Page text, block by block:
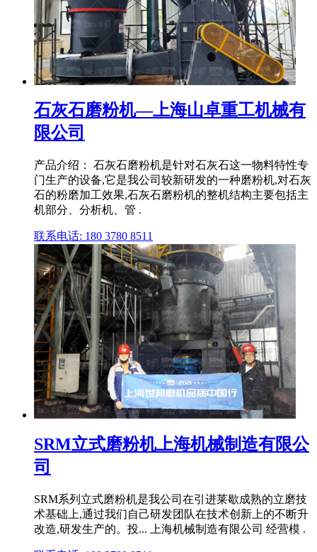
石灰石磨粉机—上海山卓重工机械有
限公司
产品介绍： 石灰石磨粉机是针对石灰石这一物料特性专
门生产的设备,它是我公司较新研发的一种磨粉机,对石灰
石的粉磨加工效果,石灰石磨粉机的整机结构主要包括主
机部分、分析机、管 .
联系电话: 180 3780 8511
SRM立式磨粉机上海机械制造有限公
司
SRM系列立式磨粉机是我公司在引进莱歇成熟的立磨技
术基础上,通过我们自己研发团队在技术创新上的不断升
改造,研发生产的。投... 上海机械制造有限公司 经营模 .